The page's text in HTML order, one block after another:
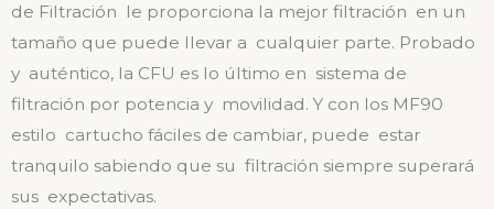
de Filtración le proporciona la mejor filtración en un
tamaño que puede llevar a cualquier parte. Probado
y auténtico, la CFU es lo último en sistema de
filtración por potencia y movilidad. Y con los MF90
estilo cartucho fáciles de cambiar, puede estar
tranquilo sabiendo que su filtración siempre superará
sus expectativas.